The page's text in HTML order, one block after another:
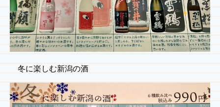
冬に楽しむ新潟の酒